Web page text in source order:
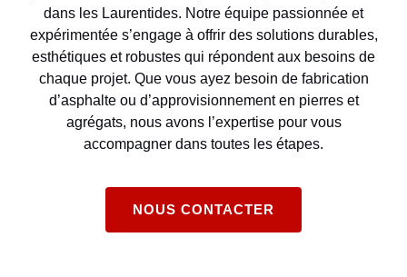
dans les Laurentides. Notre équipe passionnée et
expérimentée s’engage à offrir des solutions durables,
esthétiques et robustes qui répondent aux besoins de
chaque projet. Que vous ayez besoin de fabrication
d’asphalte ou d’approvisionnement en pierres et
agrégats, nous avons l’expertise pour vous
accompagner dans toutes les étapes.
NOUS CONTACTER